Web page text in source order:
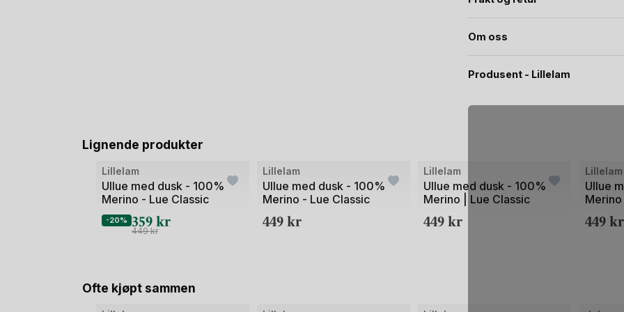
Om oss
Produsent - Lillelam
Lignende produkter
Bilde
av
Lillelam
Ullue med dusk - 100%
Merino - Lue Classic
-20% 359kr
449kr
Bilde
av
Lillelam
Ullue med dusk - 100%
Merino - Lue Classic
449kr
Bilde
av
Lillelam
Ullue med dusk - 100%
Merino | Lue Classic
449kr
Bilde
av
Lillelam
Ullue
449kr
Ofte kjøpt sammen